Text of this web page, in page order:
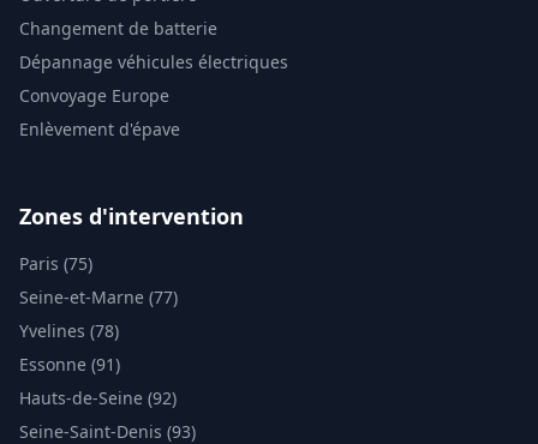
Changement de batterie
Dépannage véhicules électriques
Convoyage Europe
Enlèvement d'épave
Zones d'intervention
Paris (75)
Seine-et-Marne (77)
Yvelines (78)
Essonne (91)
Hauts-de-Seine (92)
Seine-Saint-Denis (93)